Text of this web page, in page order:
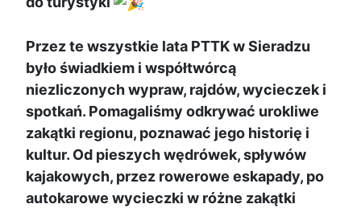
Przez te wszystkie lata PTTK w Sieradzu
było świadkiem i współtwórcą
niezliczonych wypraw, rajdów, wycieczek i
spotkań. Pomagaliśmy odkrywać urokliwe
zakątki regionu, poznawać jego historię i
kultur. Od pieszych wędrówek, spływów
kajakowych, przez rowerowe eskapady, po
autokarowe wycieczki w różne zakątki